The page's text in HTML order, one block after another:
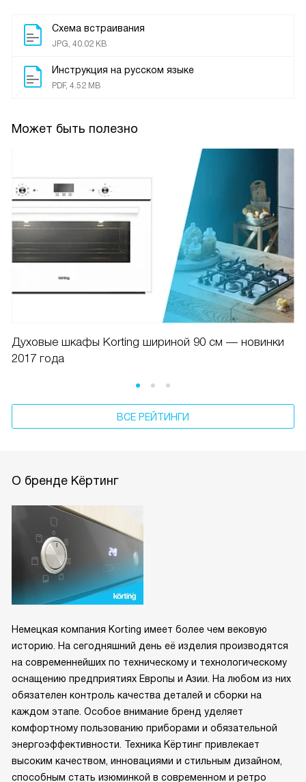
Схема встраивания
JPG, 40.02 KB
Инструкция на русском языке
PDF, 4.52 MB
Может быть полезно
Духовые шкафы Korting шириной 90 см — новинки
2017 года
ВСЕ РЕЙТИНГИ
О бренде Кёртинг
Немецкая компания Korting имеет более чем вековую
историю. На сегодняшний день её изделия производятся
на современнейших по техническому и технологическому
оснащению предприятиях Европы и Азии. На любом из них
обязателен контроль качества деталей и сборки на
каждом этапе. Особое внимание бренд уделяет
комфортному пользованию приборами и обязательной
энергоэффективности. Техника Кёртинг привлекает
высоким качеством, инновациями и стильным дизайном,
способным стать изюминкой в современном и ретро